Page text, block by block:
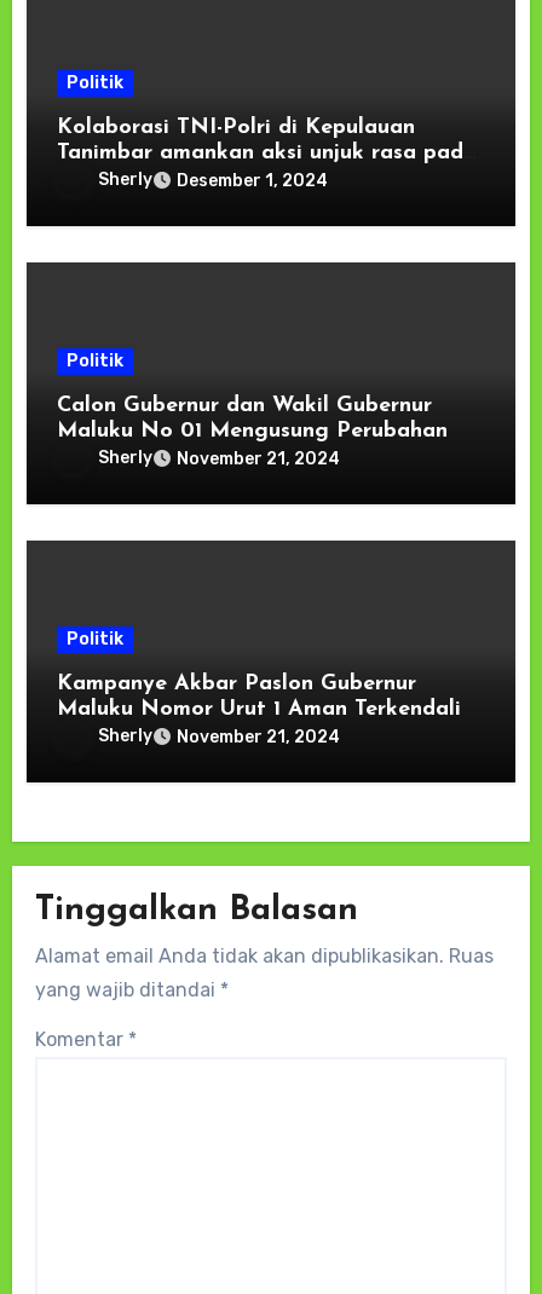
Politik
Kolaborasi TNI-Polri di Kepulauan
Tanimbar amankan aksi unjuk rasa pada
KPU dan Bawaslu
Sherly Desember 1, 2024
Politik
Calon Gubernur dan Wakil Gubernur
Maluku No 01 Mengusung Perubahan
Sherly November 21, 2024
Politik
Kampanye Akbar Paslon Gubernur
Maluku Nomor Urut 1 Aman Terkendali
Sherly November 21, 2024
Tinggalkan Balasan
Alamat email Anda tidak akan dipublikasikan. Ruas
yang wajib ditandai *
Komentar *